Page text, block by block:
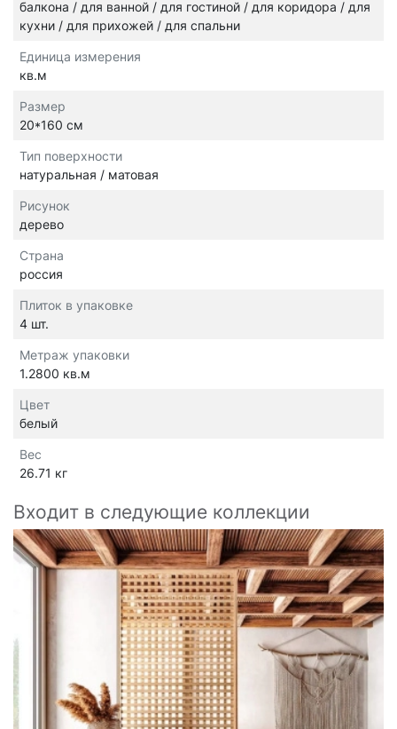
балкона / для ванной / для гостиной / для коридора / для
кухни / для прихожей / для спальни
Единица измерения
кв.м
Размер
20*160 см
Тип поверхности
натуральная / матовая
Рисунок
дерево
Страна
россия
Плиток в упаковке
4 шт.
Метраж упаковки
1.2800 кв.м
Цвет
белый
Вес
26.71 кг
Входит в следующие коллекции